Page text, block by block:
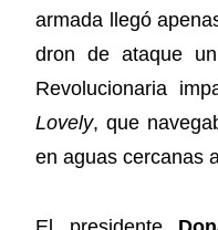
armada llegó
dron de ataque
Revolucionaria
Lovely, que
en aguas cercanas